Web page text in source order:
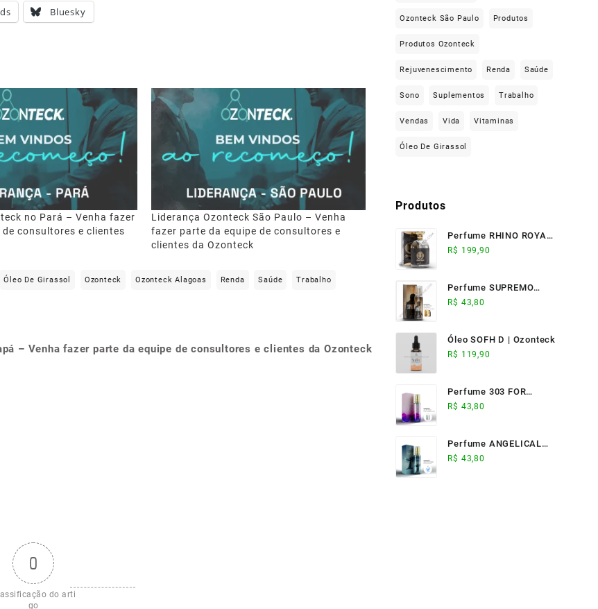
Bluesky
no Pará – Venha fazer
consultores e clientes
Liderança Ozonteck São Paulo – Venha
fazer parte da equipe de consultores e
clientes da Ozonteck
Óleo De Girassol Ozonteck Ozonteck Alagoas Renda Saúde Trabalho
– Venha fazer parte da equipe de consultores e clientes da Ozonteck
0
do arti
go
Ozonteck São Paulo Produtos
Produtos Ozonteck
Rejuvenescimento Renda Saúde
Sono Suplementos Trabalho
Vendas Vida Vitaminas
Óleo De Girassol
Produtos
Perfume RHINO ROYALE
(100ml) - Ozonteck
R$ 199,90
Perfume SUPREMO
ELIXIR (17ml) -
R$ 43,80
Óleo SOFH D | Ozonteck
R$ 119,90
Perfume 303 FOR
WOMAN (17ml) -
R$ 43,80
Perfume ANGELICAL
(17ml) - Ozonteck
R$ 43,80